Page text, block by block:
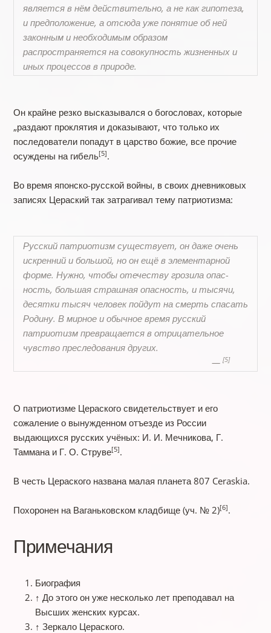
является в нём действительно, а не как гипо­теза,
и предположение, а отсюда уже понятие об ней
законным и необходимым образом
распространяется на совокупность жизненных и
иных процессов в природе.
Он крайне резко высказывался о богословах, которые
„раздают проклятия и дока­зывают, что только их
последователи попадут в царство божие, все прочие
осуждены на гибель[5].
Во время японско-русской войны, в своих дневниковых
записях Цераский так затрагивал тему патриотизма:
Русский патриотизм существует, он даже очень
искренний и большой, но он ещё в элемен­тарной
форме. Нужно, чтобы отечеству грозила опас­
ность, большая страшная опасность, и тысячи,
десятки тысяч человек пойдут на смерть спасать
Родину. В мир­ное и обычное время русский
патриотизм превращается в отрицательное
чувство преследования других.
—[5]
О патриотизме Цераского свидетельствует и его
сожаление о вынужденном отъезде из России
выдающихся русских учёных: И. И. Мечникова, Г.
Таммана и Г. О. Струве[5].
В честь Цераского названа малая планета 807 Ceraskia.
Похоронен на Ваганьковском кладбище (уч. № 2)[6].
Примечания
Биография
↑ До этого он уже несколько лет преподавал на
Высших женских курсах.
↑ Зеркало Цераского.